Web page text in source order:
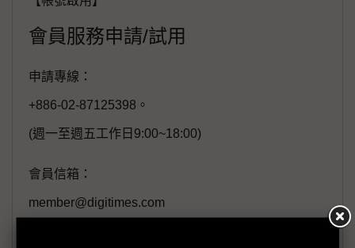
會員服務申請/試用
申請專線：
+886-02-87125398。
(週一至週五工作日9:00~18:00)
會員信箱：
member@digitimes.com